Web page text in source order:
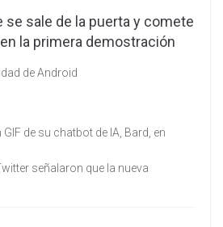
se sale de la puerta y comete
la primera demostración
de Android
de su chatbot de IA, Bard, en
señalaron que la nueva